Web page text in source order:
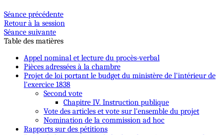
Séance précédente
Retour à la session
Séance suivante
Table des matières
Appel nominal et lecture du procès-verbal
Pièces adressées à la chambre
Projet de loi portant le budget du ministère de l'intérieur de
l'exercice 1838
Second vote
Chapitre IV. Instruction publique
Vote des articles et vote sur l'ensemble du projet
Nomination de la commission ad hoc
Rapports sur des pétitions